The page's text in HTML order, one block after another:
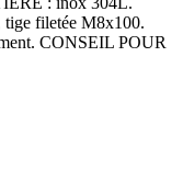
filetée M8x100.
CONSEIL POUR